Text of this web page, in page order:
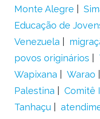
Monte Alegre
Educação de
Venezuela
povos originários
Wapixana
Warao
Palestina
Comitê
Tanhaçu